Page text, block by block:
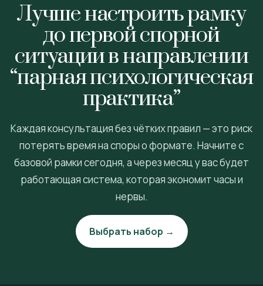
Лучше настроить рамку
до первой спорной
ситуации в направлении
“парная психологическая
практика”
Каждая консультация без чётких правил — это риск
потерять время на споры о формате. Начните с
базовой рамки сегодня, а через месяц у вас будет
работающая система, которая экономит часы и
нервы.
Выбрать набор →